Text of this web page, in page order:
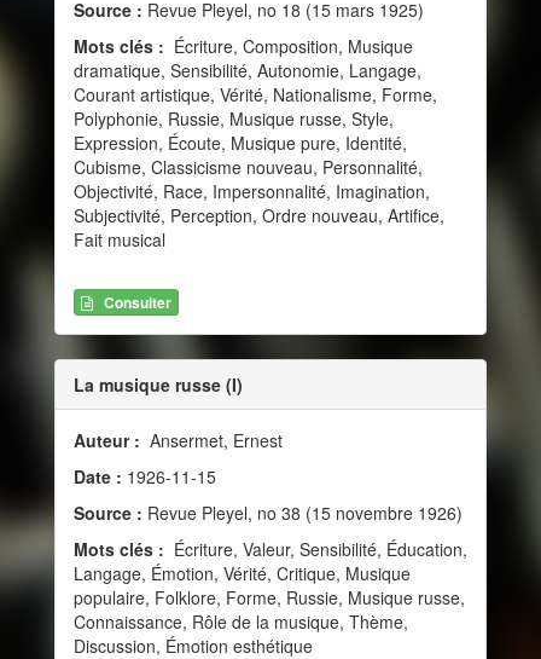
Source : Revue Pleyel, no 18 (15 mars 1925)
Mots clés : Écriture, Composition, Musique
dramatique, Sensibilité, Autonomie, Langage,
Courant artistique, Vérité, Nationalisme, Forme,
Polyphonie, Russie, Musique russe, Style,
Expression, Écoute, Musique pure, Identité,
Cubisme, Classicisme nouveau, Personnalité,
Objectivité, Race, Impersonnalité, Imagination,
Subjectivité, Perception, Ordre nouveau, Artifice,
Fait musical
Consulter
La musique russe (I)
Auteur : Ansermet, Ernest
Date : 1926-11-15
Source : Revue Pleyel, no 38 (15 novembre 1926)
Mots clés : Écriture, Valeur, Sensibilité, Éducation,
Langage, Émotion, Vérité, Critique, Musique
populaire, Folklore, Forme, Russie, Musique russe,
Connaissance, Rôle de la musique, Thème,
Discussion, Émotion esthétique